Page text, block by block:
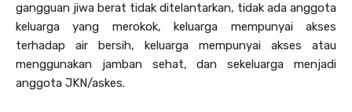
gangguan jiwa berat tidak ditelantarkan, tidak ada anggota
keluarga yang merokok, keluarga mempunyai akses
terhadap air bersih, keluarga mempunyai akses atau
menggunakan jamban sehat, dan sekeluarga menjadi
anggota JKN/askes.